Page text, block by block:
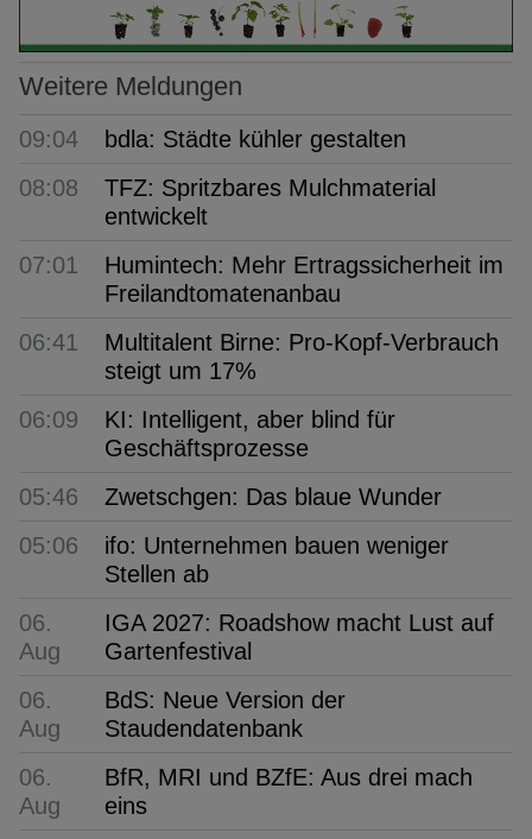
Weitere Meldungen
09:04
bdla: Städte kühler gestalten
08:08
TFZ: Spritzbares Mulchmaterial
entwickelt
07:01
Humintech: Mehr Ertragssicherheit im
Freilandtomatenanbau
06:41
Multitalent Birne: Pro-Kopf-Verbrauch
steigt um 17%
06:09
KI: Intelligent, aber blind für
Geschäftsprozesse
05:46
Zwetschgen: Das blaue Wunder
05:06
ifo: Unternehmen bauen weniger
Stellen ab
06.
Aug
IGA 2027: Roadshow macht Lust auf
Gartenfestival
06.
Aug
BdS: Neue Version der
Staudendatenbank
06.
Aug
BfR, MRI und BZfE: Aus drei mach
eins